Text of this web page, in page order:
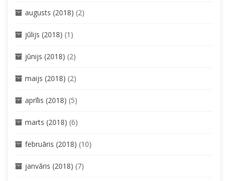
augusts (2018) (2)
jūlijs (2018) (1)
jūnijs (2018) (2)
maijs (2018) (2)
aprīlis (2018) (5)
marts (2018) (6)
februāris (2018) (10)
janvāris (2018) (7)